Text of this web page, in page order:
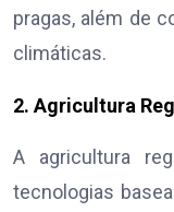
pragas, além de
climáticas.
2. Agricultura
A agricultura
tecnologias